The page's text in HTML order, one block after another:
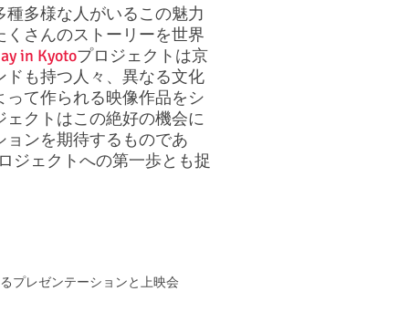
多様な人がいるこの魅力
さんのストーリーを世界
in Kyotoプロジェクトは京
も持つ人々、異なる文化
て作られる映像作品をシ
クトはこの絶好の機会に
ンを期待するものであ
ジェクトへの第一歩とも捉
レゼンテーションと上映会